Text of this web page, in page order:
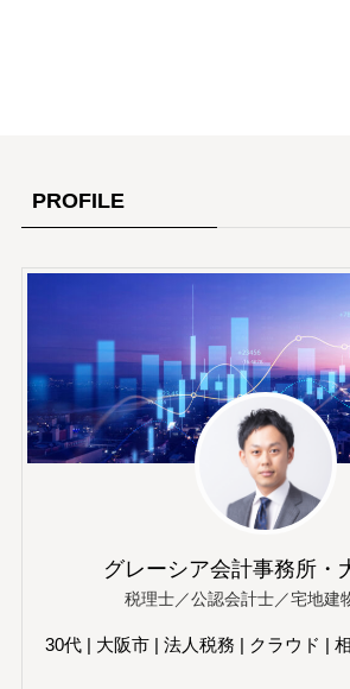
PROFILE
グレーシア会計事務所・
税理士／公認会計士／宅地建
30代 | 大阪市 | 法人税務 | クラウド |